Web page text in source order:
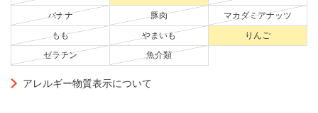
バナナ 豚肉 マカダミアナッツ
もも やまいも りんご
ゼラチン 魚介類
アレルギー物質表示について